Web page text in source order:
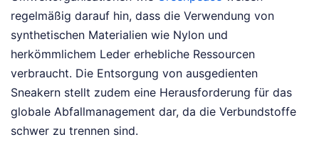
regelmäßig darauf hin, dass die Verwendung von
synthetischen Materialien wie Nylon und
herkömmlichem Leder erhebliche Ressourcen
verbraucht. Die Entsorgung von ausgedienten
Sneakern stellt zudem eine Herausforderung für das
globale Abfallmanagement dar, da die Verbundstoffe
schwer zu trennen sind.